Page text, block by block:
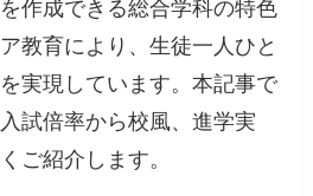
作成できる総合学科の特色
教育により、生徒一人ひと
実現しています。本記事で
試倍率から校風、進学実
ご紹介します。